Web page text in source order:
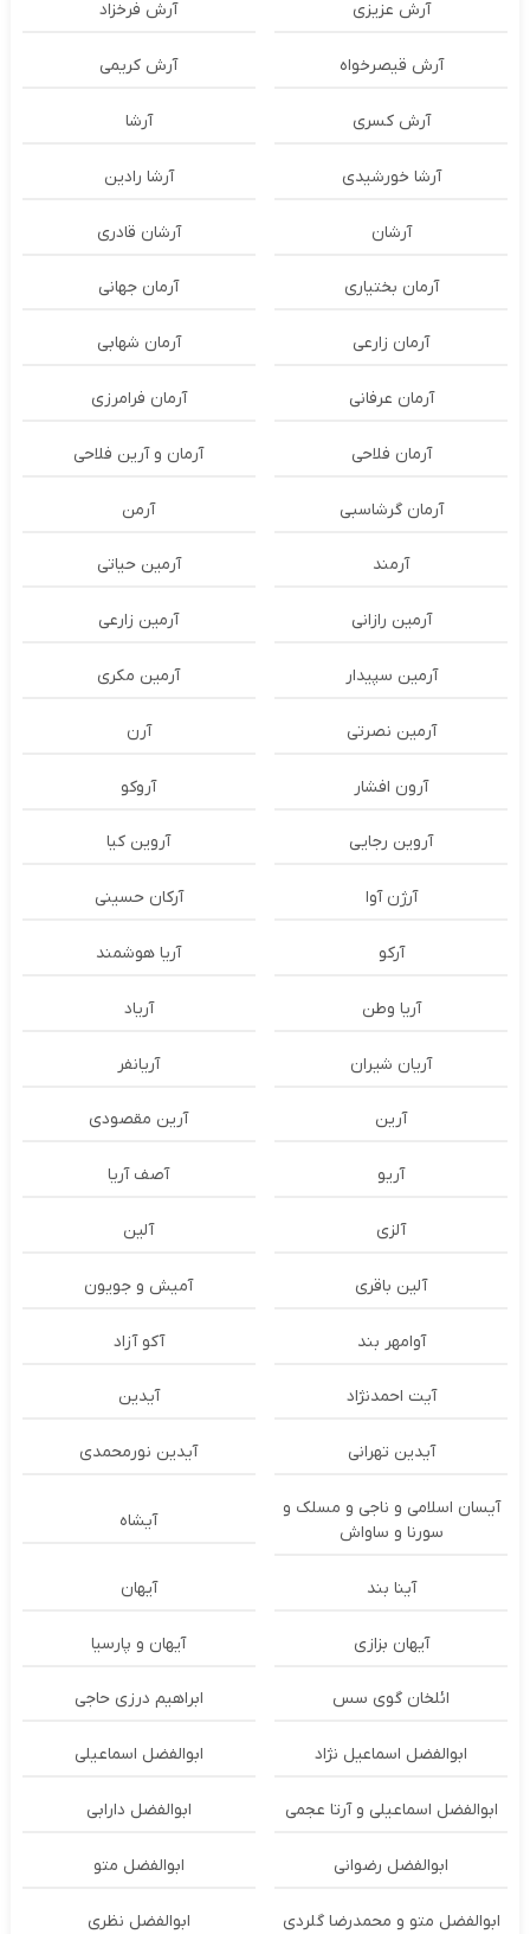
آرش عزیزی آرش فرخزاد
آرش قیصرخواه آرش کریمی
آرش کسری آرشا
آرشا خورشیدی آرشا رادین
آرشان آرشان قادری
آرمان بختیاری آرمان جهانی
آرمان زارعی آرمان شهابی
آرمان عرفانی آرمان فرامرزی
آرمان فلاحی آرمان و آرین فلاحی
آرمان گرشاسبی آرمن
آرمند آرمین حیاتی
آرمین رازانی آرمین زارعی
آرمین سپیدار آرمین مکری
آرمین نصرتی آرن
آرون افشار آروکو
آروین رجایی آروین کیا
آرژن آوا آرکان حسینی
آرکو آریا هوشمند
آریا وطن آریاد
آریان شیران آریانفر
آرین آرین مقصودی
آریو آصف آریا
آلزی آلین
آلین باقری آمیش و جویون
آوامهر بند آکو آزاد
آیت احمدنژاد آیدین
آیدین تهرانی آیدین نورمحمدی
آیسان اسلامی و ناجی و مسلک و
سورنا و ساواش
آیشاه
آینا بند آیهان
آیهان بزازی آیهان و پارسیا
ائلخان گوی سس ابراهیم درزی حاجی
ابوالفضل اسماعیل نژاد ابوالفضل اسماعیلی
ابوالفضل اسماعیلی و آرتا عجمی ابوالفضل دارابی
ابوالفضل رضوانی ابوالفضل متو
ابوالفضل متو و محمدرضا گلردی ابوالفضل نظری